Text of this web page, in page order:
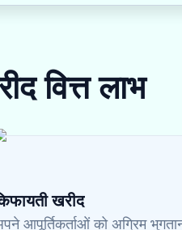
वित्तलाभ
खरीद
आपूर्तिकर्ताओं को अग्रिम